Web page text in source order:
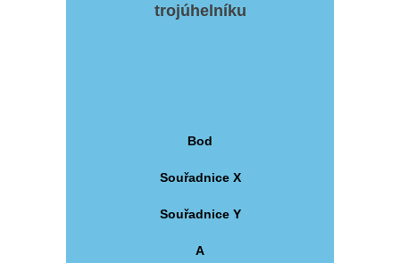
trojúhelníku
Bod
Souřadnice X
Souřadnice Y
A